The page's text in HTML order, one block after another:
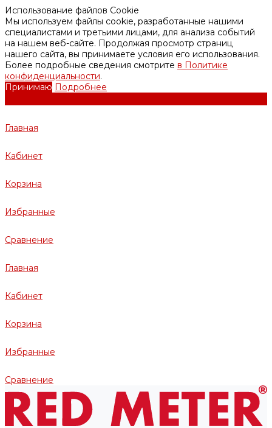
Использование файлов Cookie
Мы используем файлы cookie, разработанные нашими
специалистами и третьими лицами, для анализа событий
на нашем веб-сайте. Продолжая просмотр страниц
нашего сайта, вы принимаете условия его использования.
Более подробные сведения смотрите в Политике
конфиденциальности.
Принимаю Подробнее
Главная
Кабинет
Корзина
Избранные
Сравнение
Главная
Кабинет
Корзина
Избранные
Сравнение